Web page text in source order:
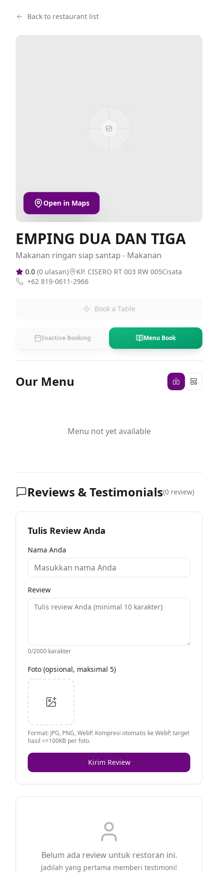
Back to restaurant list
Open in Maps
EMPING DUA DAN TIGA
Makanan ringan siap santap - Makanan
0.0 (0 ulasan)
KP. CISERO RT 003 RW 005Cisata
+62 819-0611-2966
Book a Table
Inactive Booking Menu Book
Our Menu
Menu not yet available
Reviews & Testimonials(0 review)
Tulis Review Anda
Nama Anda
Review
0/2000 karakter
Foto (opsional, maksimal 5)
Format: JPG, PNG, WebP. Kompresi otomatis ke WebP, target
hasil <=100KB per foto.
Kirim Review
Belum ada review untuk restoran ini.
Jadilah yang pertama memberi testimoni!